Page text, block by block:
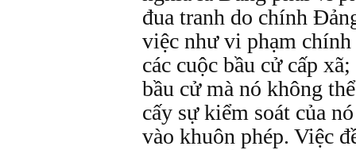
đua tranh do chính
việc như vi phạm chính
các cuộc bầu cử cấp
bầu cử mà nó không
cấy sự kiểm soát của
vào khuôn phép. Việc